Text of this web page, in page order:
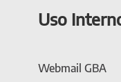
Uso
Webmail GBA